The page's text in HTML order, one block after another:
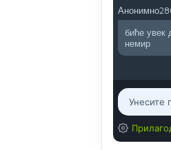
биће увек
немир